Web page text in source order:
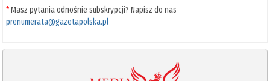
*Masz pytania odnośnie subskrypcji? Napisz do nas
prenumerata@gazetapolska.pl